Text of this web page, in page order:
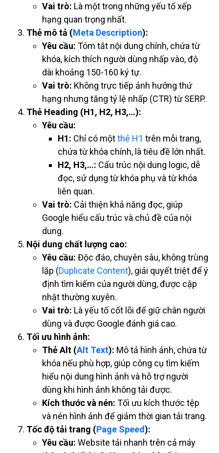
Vai trò: Là một trong những yếu tố xếp
hạng quan trọng nhất.
Thẻ mô tả (Meta Description):
Yêu cầu: Tóm tắt nội dung chính, chứa từ
khóa, kích thích người dùng nhấp vào, độ
dài khoảng 150-160 ký tự.
Vai trò: Không trực tiếp ảnh hưởng thứ
hạng nhưng tăng tỷ lệ nhấp (CTR) từ SERP.
Thẻ Heading (H1, H2, H3,…):
Yêu cầu:
H1: Chỉ có mộtthẻ H1 trên mỗi trang,
chứa từ khóa chính, là tiêu đề lớn nhất.
H2, H3,…: Cấu trúc nội dung logic, dễ
đọc, sử dụng từ khóa phụ và từ khóa
liên quan.
Vai trò: Cải thiện khả năng đọc, giúp
Google hiểu cấu trúc và chủ đề của nội
dung.
Nội dung chất lượng cao:
Yêu cầu: Độc đáo, chuyên sâu, không trùng
lặp (Duplicate Content), giải quyết triệt để ý
định tìm kiếm của người dùng, được cập
nhật thường xuyên.
Vai trò: Là yếu tố cốt lõi để giữ chân người
dùng và được Google đánh giá cao.
Tối ưu hình ảnh:
Thẻ Alt (Alt Text): Mô tả hình ảnh, chứa từ
khóa nếu phù hợp, giúp công cụ tìm kiếm
hiểu nội dung hình ảnh và hỗ trợ người
dùng khi hình ảnh không tải được.
Kích thước và nén: Tối ưu kích thước tệp
và nén hình ảnh để giảm thời gian tải trang.
Tốc độ tải trang (Page Speed):
Yêu cầu: Website tải nhanh trên cả máy